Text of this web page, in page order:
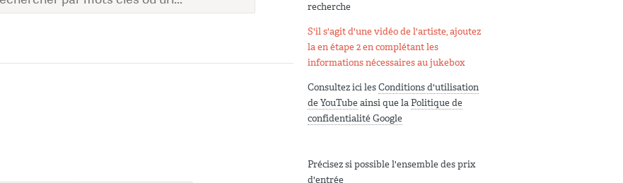
recherche
S'il s'agit d'une vidéo de l'artiste, ajoutez
la en étape 2 en complétant les
informations nécessaires au jukebox
Consultez ici lesConditions d'utilisation
de YouTubeainsi que laPolitique de
confidentialité Google
Précisez si possible l'ensemble des prix
d'entrée